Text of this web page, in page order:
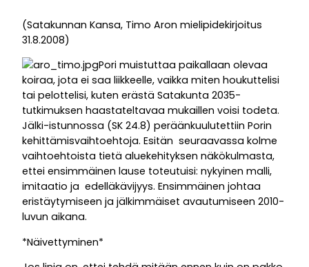
(Satakunnan Kansa, Timo Aron mielipidekirjoitus
31.8.2008)
Pori muistuttaa paikallaan olevaa
koiraa, jota ei saa liikkeelle, vaikka miten houkuttelisi
tai pelottelisi, kuten erästä Satakunta 2035-
tutkimuksen haastateltavaa mukaillen voisi todeta.
Jälki-istunnossa (SK 24.8) peräänkuulutettiin Porin
kehittämisvaihtoehtoja. Esitän seuraavassa kolme
vaihtoehtoista tietä aluekehityksen näkökulmasta,
ettei ensimmäinen lause toteutuisi: nykyinen malli,
imitaatio ja edelläkävijyys. Ensimmäinen johtaa
eristäytymiseen ja jälkimmäiset avautumiseen 2010-
luvun aikana.
*Näivettyminen*